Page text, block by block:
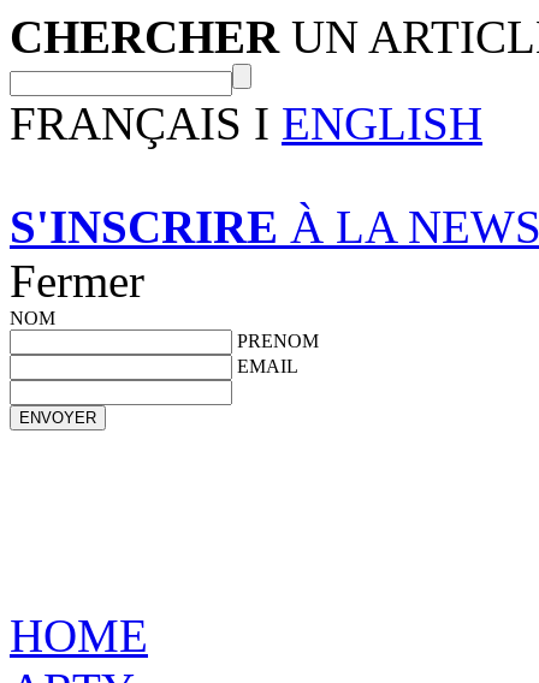
CHERCHERUN
FRANÇAIS I ENGLISH
S'INSCRIRE À LA
Fermer
NOM
PRENOM
EMAIL
HOME